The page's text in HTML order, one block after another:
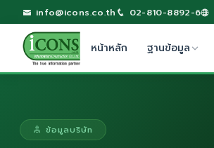
info@icons.co.th 02-810-8892-6
หน้าหลัก ฐานข้อมูล
ข้อมูลบริษัท